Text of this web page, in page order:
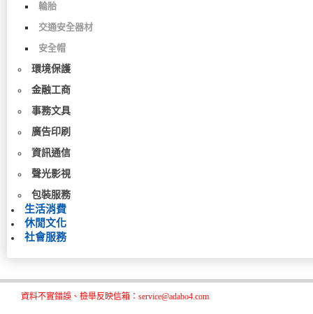
輪胎
交通安全器材
安全帽
環境保護
金融工商
事務文具
廣告印刷
資訊通信
聲光影視
包裝服務
生活消費
休閒文化
社會服務
資料不實錯誤、檢舉反映信箱：service@adabo4.com